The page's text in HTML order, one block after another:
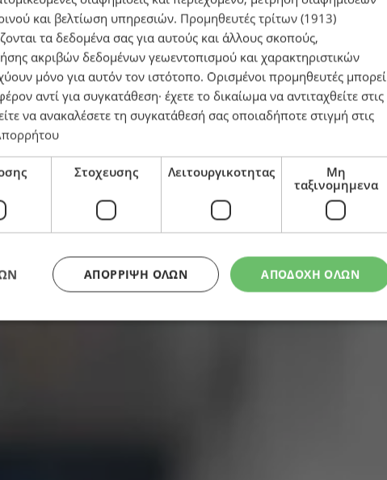
1974
και βελτίωση υπηρεσιών. Προμηθευτές τρίτων (1913)
τα δεδομένα σας για αυτούς και άλλους σκοπούς,
ακριβών δεδομένων γεωεντοπισμού και χαρακτηριστικών
μόνο για αυτόν τον ιστότοπο. Ορισμένοι προμηθευτές μπορεί
αντί για συγκατάθεση· έχετε το δικαίωμα να αντιταχθείτε στις
να ανακαλέσετε τη συγκατάθεσή σας οποιαδήποτε στιγμή στις
Στοχευσης Λειτουργικοτητας
Μη
ταξινομημενα
ΑΠΟΔΟΧΗ ΟΛΩΝ
ΑΠΌΡΡΙΨΗ ΌΛΩΝ